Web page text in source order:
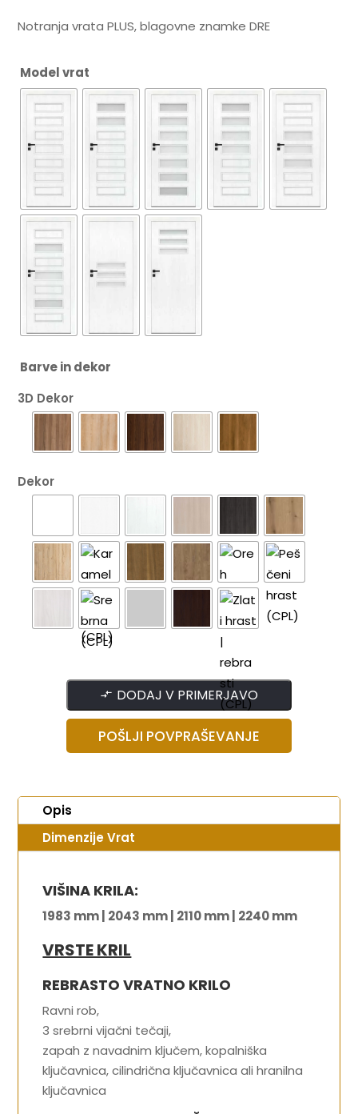
Notranja vrata PLUS, blagovne znamke DRE
Model vrat
Barve in dekor
3D Dekor
Dekor
DODAJ V PRIMERJAVO
POŠLJI POVPRAŠEVANJE
Opis
Dimenzije Vrat
VIŠINA KRILA:
1983 mm | 2043 mm | 2110 mm | 2240 mm
VRSTE KRIL
REBRASTO VRATNO KRILO
Ravni rob,
3 srebrni vijačni tečaji,
zapah z navadnim ključem, kopalniška
ključavnica, cilindrična ključavnica ali hranilna
ključavnica